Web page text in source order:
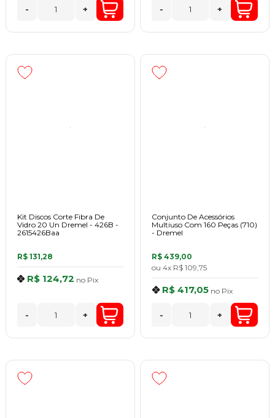
- + - +
Kit Discos Corte Fibra De
Vidro 20 Un Dremel - 426B -
2615426Baa
R$ 131,28
R$ 124,72 no Pix
- +
Conjunto De Acessórios
Multiuso Com 160 Peças (710)
- Dremel
R$ 439,00
ou 4x R$ 109,75
R$ 417,05 no Pix
- +